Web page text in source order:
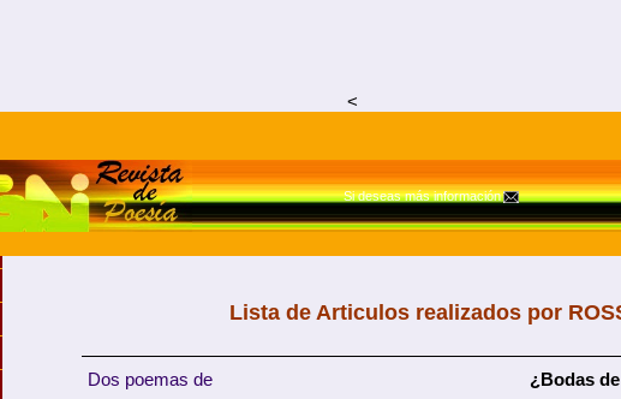
<
Si deseas más información
Lista de Articulos realizados por
Dos poemas de ¿Bodas